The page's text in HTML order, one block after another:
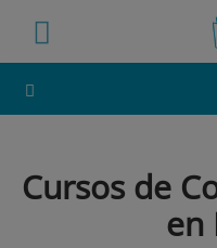
Cursos de
en